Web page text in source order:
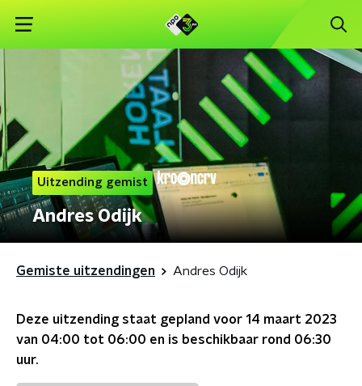
Uitzending gemist
Andres Odijk
Gemiste uitzendingen Andres Odijk
Deze uitzending staat gepland voor 14 maart 2023
van 04:00 tot 06:00 en is beschikbaar rond 06:30
uur.